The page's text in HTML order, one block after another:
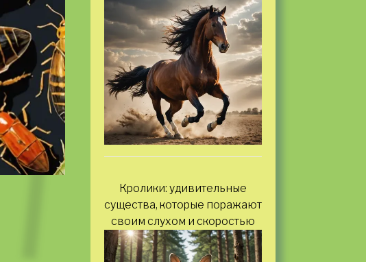
Кролики: удивительные
существа, которые поражают
своим слухом и скоростью